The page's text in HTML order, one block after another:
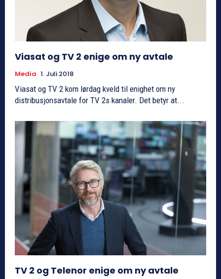
Viasat og TV 2 enige om ny avtale
Media 1. Juli 2018
Viasat og TV 2 kom lørdag kveld til enighet om ny
distribusjonsavtale for TV 2s kanaler. Det betyr at...
TV 2 og Telenor enige om ny avtale